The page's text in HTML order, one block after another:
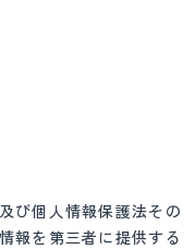
び個人情報保護法その
報を第三者に提供する